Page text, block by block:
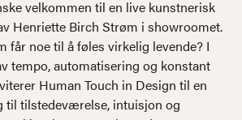
velkommen til en live kunstnerisk
Henriette Birch Strøm i showroomet.
får noe til å føles virkelig levende? I
tempo, automatisering og konstant
Human Touch in Design til en
til tilstedeværelse, intuisjon og